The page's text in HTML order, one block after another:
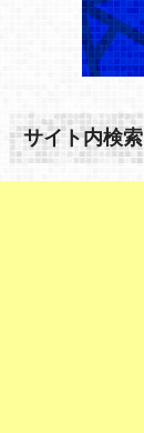
サイト内検索